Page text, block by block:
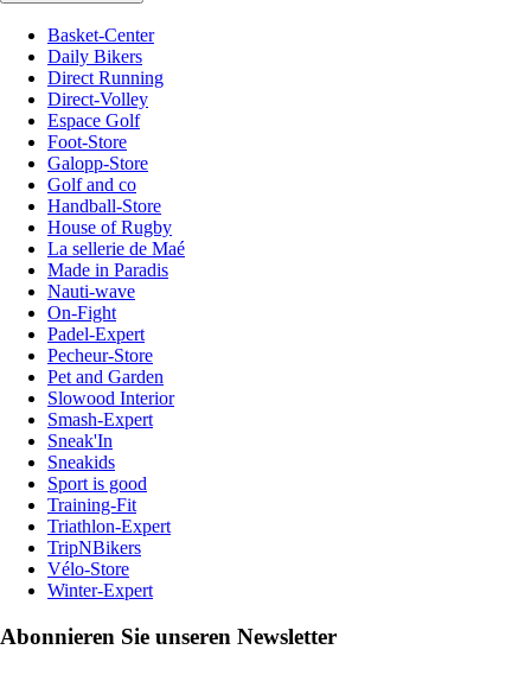
Basket-Center
Daily Bikers
Direct Running
Direct-Volley
Espace Golf
Foot-Store
Galopp-Store
Golf and co
Handball-Store
House of Rugby
La sellerie de Maé
Made in Paradis
Nauti-wave
On-Fight
Padel-Expert
Pecheur-Store
Pet and Garden
Slowood Interior
Smash-Expert
Sneak'In
Sneakids
Sport is good
Training-Fit
Triathlon-Expert
TripNBikers
Vélo-Store
Winter-Expert
Abonnieren Sie unseren Newsletter